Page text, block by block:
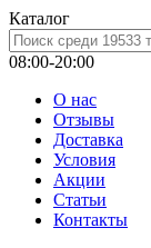
Каталог
08:00-20:00
О нас
Отзывы
Доставка
Условия
Aкции
Статьи
Контакты